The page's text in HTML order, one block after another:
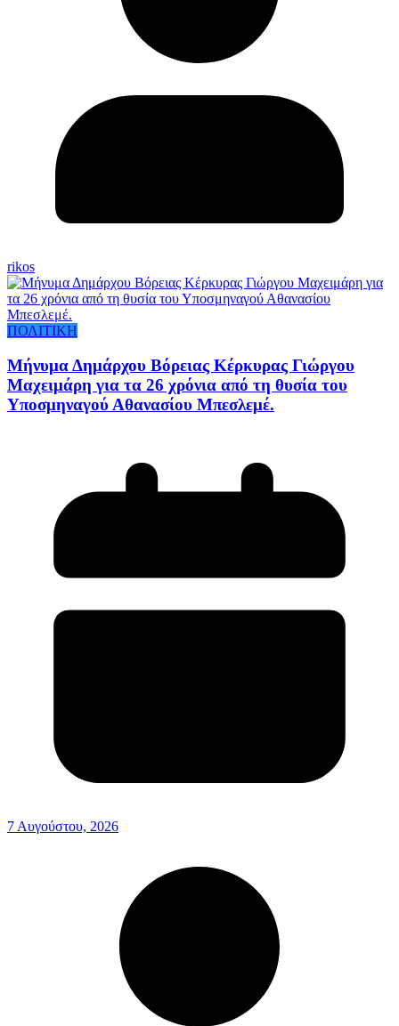
rikos
ΠΟΛΙΤΙΚΗ
Μήνυμα Δημάρχου Βόρειας Κέρκυρας Γιώργου
Μαχειμάρη για τα 26 χρόνια από τη θυσία του
Υποσμηναγού Αθανασίου Μπεσλεμέ.
7 Αυγούστου, 2026